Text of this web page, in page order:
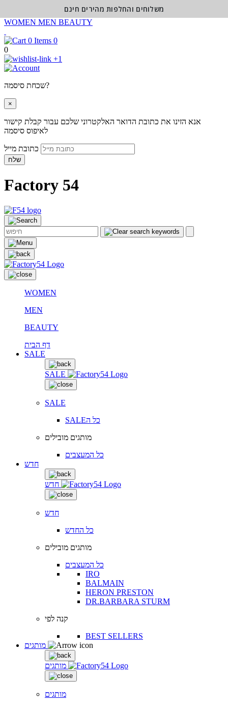
WOMEN MEN BEAUTY
0
0
+1
שכחת סיסמה?
×
אנא הזינו את כתובת הדואר האלקטרוני שלכם עבור קבלת קישור
לאיפוס סיסמה
שלח
Factory 54
WOMEN
MEN
BEAUTY
דף הבית
SALE
SALE
SALE
SALEכל ה
מותגים מובילים
כל המעצבים
חדש
חדש
חדש
כל החדש
מותגים מובילים
כל המעצבים
IRO
BALMAIN
HERON PRESTON
DR.BARBARA STURM
קנה לפי
BEST SELLERS
מותגים
מותגים
משלוחים והחלפות מהירים חינם